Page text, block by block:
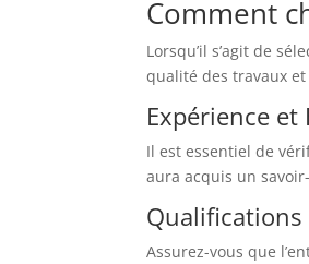
Comment
Lorsqu’il s’agit de
qualité des travaux
Expérience et
Il est essentiel de
aura acquis un
Assurez-vous que